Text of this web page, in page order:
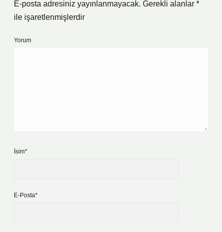
E-posta adresiniz yayınlanmayacak. Gerekli alanlar *
ile işaretlenmişlerdir
Yorum
İsim*
E-Posta*